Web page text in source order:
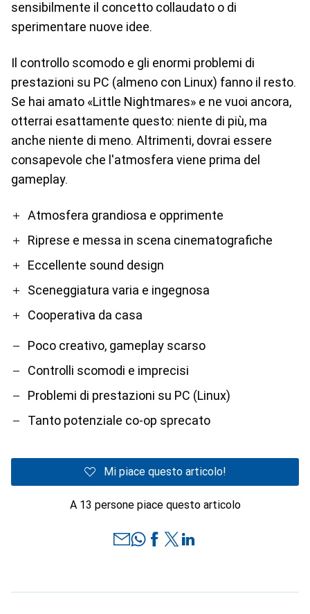
sensibilmente il concetto collaudato o di
sperimentare nuove idee.
Il controllo scomodo e gli enormi problemi di
prestazioni su PC (almeno con Linux) fanno il resto.
Se hai amato «Little Nightmares» e ne vuoi ancora,
otterrai esattamente questo: niente di più, ma
anche niente di meno. Altrimenti, dovrai essere
consapevole che l'atmosfera viene prima del
gameplay.
ProAtmosfera grandiosa e opprimente
Riprese e messa in scena cinematografiche
Eccellente sound design
Sceneggiatura varia e ingegnosa
Cooperativa da casa
Contro
Poco creativo, gameplay scarso
Controlli scomodi e imprecisi
Problemi di prestazioni su PC (Linux)
Tanto potenziale co-op sprecato
Mi piace questo articolo!
A 13 persone piace questo articolo